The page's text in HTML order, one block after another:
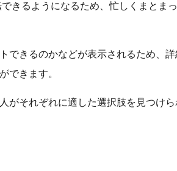
きるようになるため、忙しくまとま
できるのかなどが表示されるため、
できます。
がそれぞれに適した選択肢を見つけら